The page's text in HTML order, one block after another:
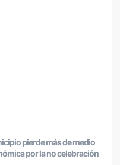
pierde más de medio
por la no celebración